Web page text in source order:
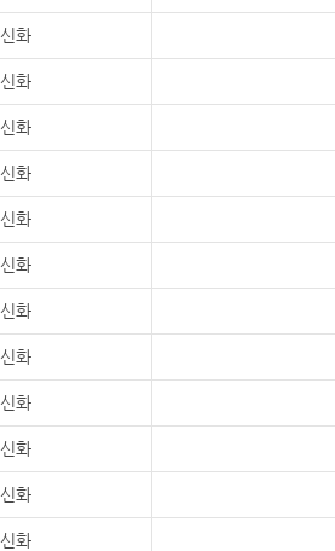
신화
신화
신화
신화
신화
신화
신화
신화
신화
신화
신화
신화